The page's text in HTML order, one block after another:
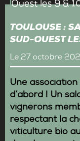
TOULOUSE :
SUD-OUEST
Le 27 octobre
Une
d’abord ! Un
vignerons
respectant la
viticulture bio